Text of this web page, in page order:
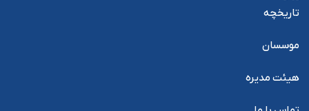
تاریخچه
موسسان
هیئت مدیره